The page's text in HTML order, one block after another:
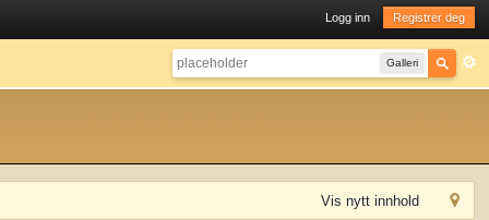
Logg inn Registrer deg
Galleri
Vis nytt innhold